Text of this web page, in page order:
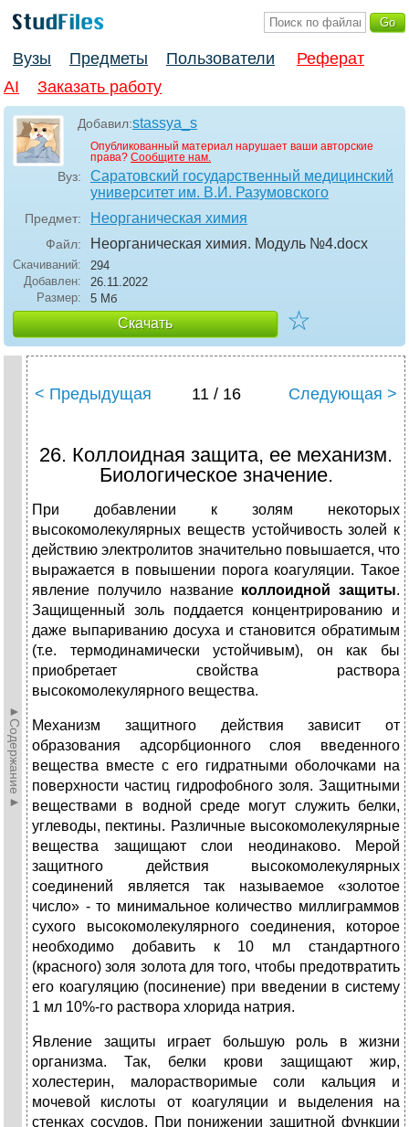
Вузы Предметы Пользователи
Реферат
AI
Заказать работу
Добавил:stassya_s
Опубликованный материал нарушает ваши авторские
права? Сообщите нам.
Вуз:
Саратовский государственный медицинский
университет им. В.И. Разумовского
Предмет: Неорганическая химия
Файл: Неорганическая химия. Модуль №4.docx
Скачиваний:
294
Добавлен:
26.11.2022
Размер:
5 Мб
Скачать ☆
►Содержание►
< Предыдущая 11 / 16 Следующая >
26. Коллоидная защита, ее механизм.
Биологическое значение.
При добавлении к золям некоторых
высокомолекулярных веществ устойчивость золей к
действию электролитов значительно повышается, что
выражается в повышении порога коагуляции. Такое
явление получило название коллоидной защиты.
Защищенный золь поддается концентрированию и
даже выпариванию досуха и становится обратимым
(т.е. термодинамически устойчивым), он как бы
приобретает свойства раствора
высокомолекулярного вещества.
Механизм защитного действия зависит от
образования адсорбционного слоя введенного
вещества вместе с его гидратными оболочками на
поверхности частиц гидрофобного золя. Защитными
веществами в водной среде могут служить белки,
углеводы, пектины. Различные высокомолекулярные
вещества защищают слои неодинаково. Мерой
защитного действия высокомолекулярных
соединений является так называемое «золотое
число» - то минимальное количество миллиграммов
сухого высокомолекулярного соединения, которое
необходимо добавить к 10 мл стандартного
(красного) золя золота для того, чтобы предотвратить
его коагуляцию (посинение) при введении в систему
1 мл 10%-го раствора хлорида натрия.
Явление защиты играет большую роль в жизни
организма. Так, белки крови защищают жир,
холестерин, малорастворимые соли кальция и
мочевой кислоты от коагуляции и выделения на
стенках сосудов. При понижении защитной функции